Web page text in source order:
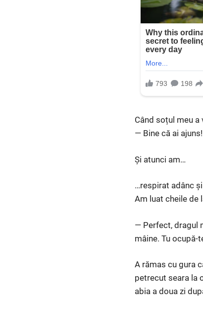
Când soțul meu a
— Bine că ai
Și atunci am…
…respirat adânc
Am luat cheile de
— Perfect, dragul
mâine. Tu ocupă-
A rămas cu gura
petrecut seara la
abia a doua zi